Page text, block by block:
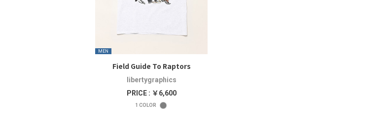
MEN
Field Guide To Raptors
libertygraphics
PRICE : ￥6,600
1 COLOR